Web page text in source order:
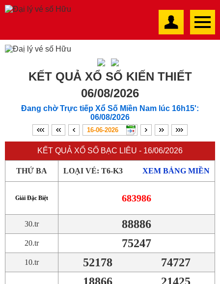
KẾT QUẢ XỔ SỐ KIẾN THIẾT
06/08/2026
Đang chờ Trực tiếp Xổ Số Miền Nam lúc 16h15':
06/08/2026
KẾT QUẢ XỔ SỐ BẠC LIÊU - 16/06/2026
THỨ BA LOẠI VÉ: T6-K3 XEM BẢNG MIỀN
Giải Đặc Biệt 683986
30.tr 88886
20.tr 75247
10.tr 52178 74727